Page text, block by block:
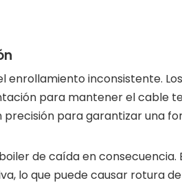
inconsistente.
para mantener el cable
precisión para garantizar una
de caída en consecuencia.
lo que puede causar rotura